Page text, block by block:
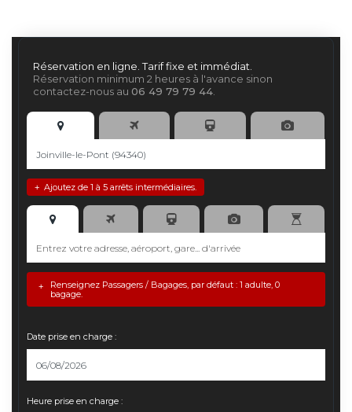
Réservation en ligne. Tarif fixe et immédiat.
Réservation minimum 2 heures à l'avance sinon
contactez-nous au 06 49 79 79 44
Ajoutez de 1 à 5 arrêts intermédiaires.
+
Renseignez Passagers / Bagages, par défaut : 1 adulte, 0
bagage.
+
Date prise en charge :
Heure prise en charge :